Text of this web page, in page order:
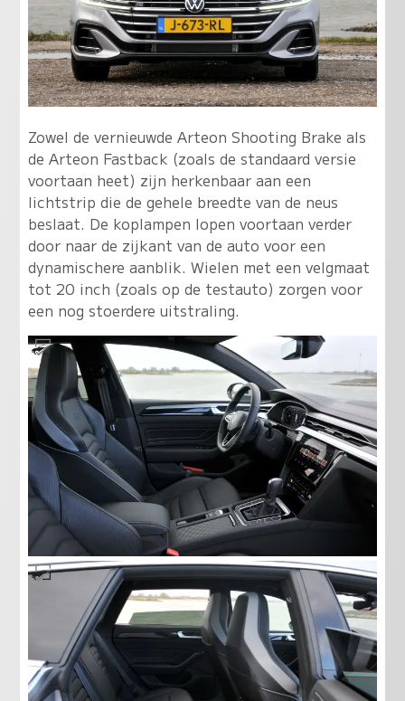
Zowel de vernieuwde Arteon Shooting Brake als
de Arteon Fastback (zoals de standaard versie
voortaan heet) zijn herkenbaar aan een
lichtstrip die de gehele breedte van de neus
beslaat. De koplampen lopen voortaan verder
door naar de zijkant van de auto voor een
dynamischere aanblik. Wielen met een velgmaat
tot 20 inch (zoals op de testauto) zorgen voor
een nog stoerdere uitstraling.